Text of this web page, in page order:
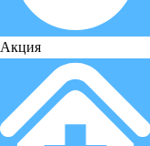
Акция